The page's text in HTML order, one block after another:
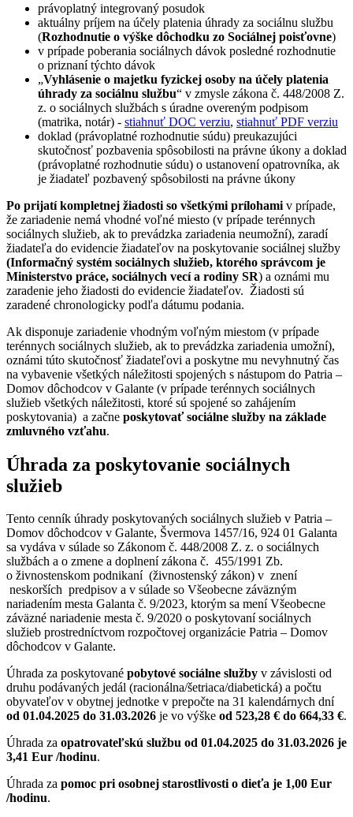
právoplatný integrovaný posudok
aktuálny príjem na účely platenia úhrady za sociálnu službu
(Rozhodnutie o výške dôchodku zo Sociálnej poisťovne)
v prípade poberania sociálnych dávok posledné rozhodnutie
o priznaní týchto dávok
„Vyhlásenie o majetku fyzickej osoby na účely platenia
úhrady za sociálnu službu“ v zmysle zákona č. 448/2008 Z.
z. o sociálnych službách s úradne overeným podpisom
(matrika, notár) - stiahnuť DOC verziu, stiahnuť PDF verziu
doklad (právoplatné rozhodnutie súdu) preukazujúci
skutočnosť pozbavenia spôsobilosti na právne úkony a doklad
(právoplatné rozhodnutie súdu) o ustanovení opatrovníka, ak
je žiadateľ pozbavený spôsobilosti na právne úkony
Po prijatí kompletnej žiadosti so všetkými prílohami v prípade,
že zariadenie nemá vhodné voľné miesto (v prípade terénnych
sociálnych služieb, ak to prevádzka zariadenia neumožní), zaradí
žiadateľa do evidencie žiadateľov na poskytovanie sociálnej služby
(Informačný systém sociálnych služieb, ktorého správcom je
Ministerstvo práce, sociálnych vecí a rodiny SR) a oznámi mu
zaradenie jeho žiadosti do evidencie žiadateľov. Žiadosti sú
zaradené chronologicky podľa dátumu podania.
Ak disponuje zariadenie vhodným voľným miestom (v prípade
terénnych sociálnych služieb, ak to prevádzka zariadenia umožní),
oznámi túto skutočnosť žiadateľovi a poskytne mu nevyhnutný čas
na vybavenie všetkých náležitosti spojených s nástupom do Patria –
Domov dôchodcov v Galante (v prípade terénnych sociálnych
služieb všetkých náležitosti, ktoré sú spojené so zahájením
poskytovania) a začne poskytovať sociálne služby na základe
zmluvného vzťahu.
Úhrada za poskytovanie sociálnych
služieb
Tento cenník úhrady poskytovaných sociálnych služieb v Patria –
Domov dôchodcov v Galante, Švermova 1457/16, 924 01 Galanta
sa vydáva v súlade so Zákonom č. 448/2008 Z. z. o sociálnych
službách a o zmene a doplnení zákona č. 455/1991 Zb.
o živnostenskom podnikaní (živnostenský zákon) v znení
neskorších predpisov a v súlade so Všeobecne záväzným
nariadením mesta Galanta č. 9/2023, ktorým sa mení Všeobecne
záväzné nariadenie mesta č. 9/2020 o poskytovaní sociálnych
služieb prostredníctvom rozpočtovej organizácie Patria – Domov
dôchodcov v Galante.
Úhrada za poskytované pobytové sociálne služby v závislosti od
druhu podávaných jedál (racionálna/šetriaca/diabetická) a počtu
obyvateľov v obytnej jednotke v prepočte na 31 kalendárnych dní
od 01.04.2025 do 31.03.2026 je vo výške od 523,28 € do 664,33 €.
Úhrada za opatrovateľskú službu od 01.04.2025 do 31.03.2026 je
3,41 Eur /hodinu.
Úhrada za pomoc pri osobnej starostlivosti o dieťa je 1,00 Eur
/hodinu.